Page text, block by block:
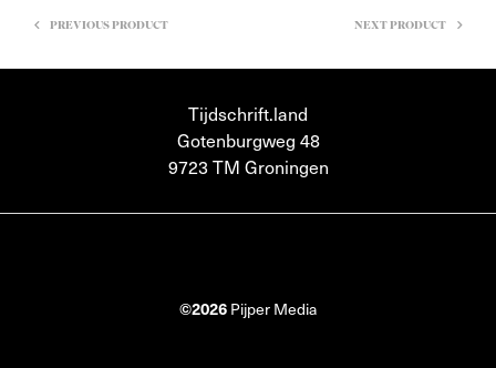
PREVIOUS PRODUCT NEXT PRODUCT
Tijdschrift.land
Gotenburgweg 48
9723 TM Groningen
©2026 Pijper Media